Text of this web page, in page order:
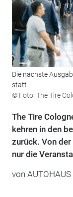
Die nächste
statt.
© Foto: The Tire
The Tire
kehren in den
zurück. Von
nur die
von AUTOHAUS